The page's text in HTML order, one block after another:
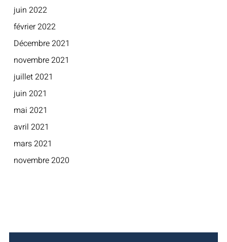
juin 2022
février 2022
Décembre 2021
novembre 2021
juillet 2021
juin 2021
mai 2021
avril 2021
mars 2021
novembre 2020